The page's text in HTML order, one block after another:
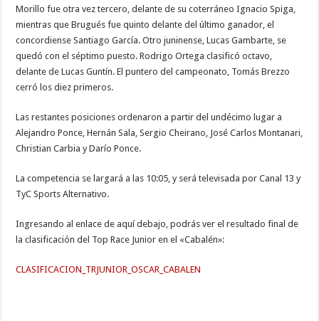
Morillo fue otra vez tercero, delante de su coterráneo Ignacio Spiga,
mientras que Brugués fue quinto delante del último ganador, el
concordiense Santiago García. Otro juninense, Lucas Gambarte, se
quedó con el séptimo puesto. Rodrigo Ortega clasificó octavo,
delante de Lucas Guntín. El puntero del campeonato, Tomás Brezzo
cerró los diez primeros.
Las restantes posiciones ordenaron a partir del undécimo lugar a
Alejandro Ponce, Hernán Sala, Sergio Cheirano, José Carlos Montanari,
Christian Carbia y Darío Ponce.
La competencia se largará a las 10:05, y será televisada por Canal 13 y
TyC Sports Alternativo.
Ingresando al enlace de aquí debajo, podrás ver el resultado final de
la clasificación del Top Race Junior en el «Cabalén»:
CLASIFICACION_TRJUNIOR_OSCAR_CABALEN